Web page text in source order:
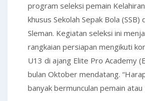
program seleksi pemain
khusus Sekolah Sepak Bola (SSB)
Sleman. Kegiatan seleksi ini
rangkaian persiapan mengikuti
U13 di ajang Elite Pro Academy
bulan Oktober mendatang.
banyak bermunculan pemain